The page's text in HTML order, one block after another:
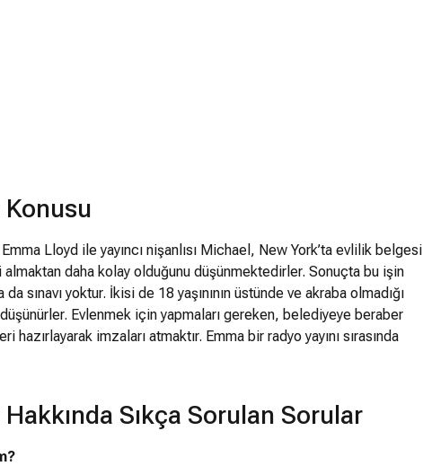
Konusu
Lloyd ile yayıncı nişanlısı Michael, New York’ta evlilik belgesi
almaktan daha kolay olduğunu düşünmektedirler. Sonuçta bu işin
sınavı yoktur. İkisi de 18 yaşınının üstünde ve akraba olmadığı
Evlenmek için yapmaları gereken, belediyeye beraber
imzaları atmaktır. Emma bir radyo yayını sırasında
gibi, gelişigüzel aşk reçeteleri dağıtırken Patrick Sullivan adlı
kalmak istemeyen ve buna bir cevap vermek isteyen Patrick de
evlenmek üzere olduğunu öğrenince kusursuz ve unutulmaz
ve uygular.
Sıkça Sorulan Sorular